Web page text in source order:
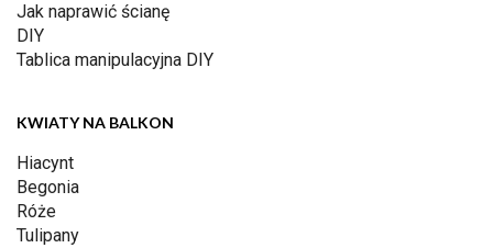
Jak naprawić ścianę
DIY
Tablica manipulacyjna DIY
KWIATY NA BALKON
Hiacynt
Begonia
Róże
Tulipany